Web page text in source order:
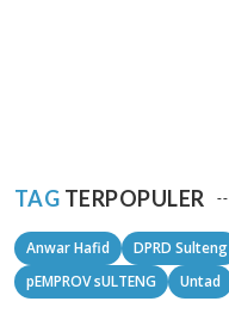
TAG TERPOPULER
Anwar Hafid DPRD Sulteng
pEMPROV sULTENG
Untad